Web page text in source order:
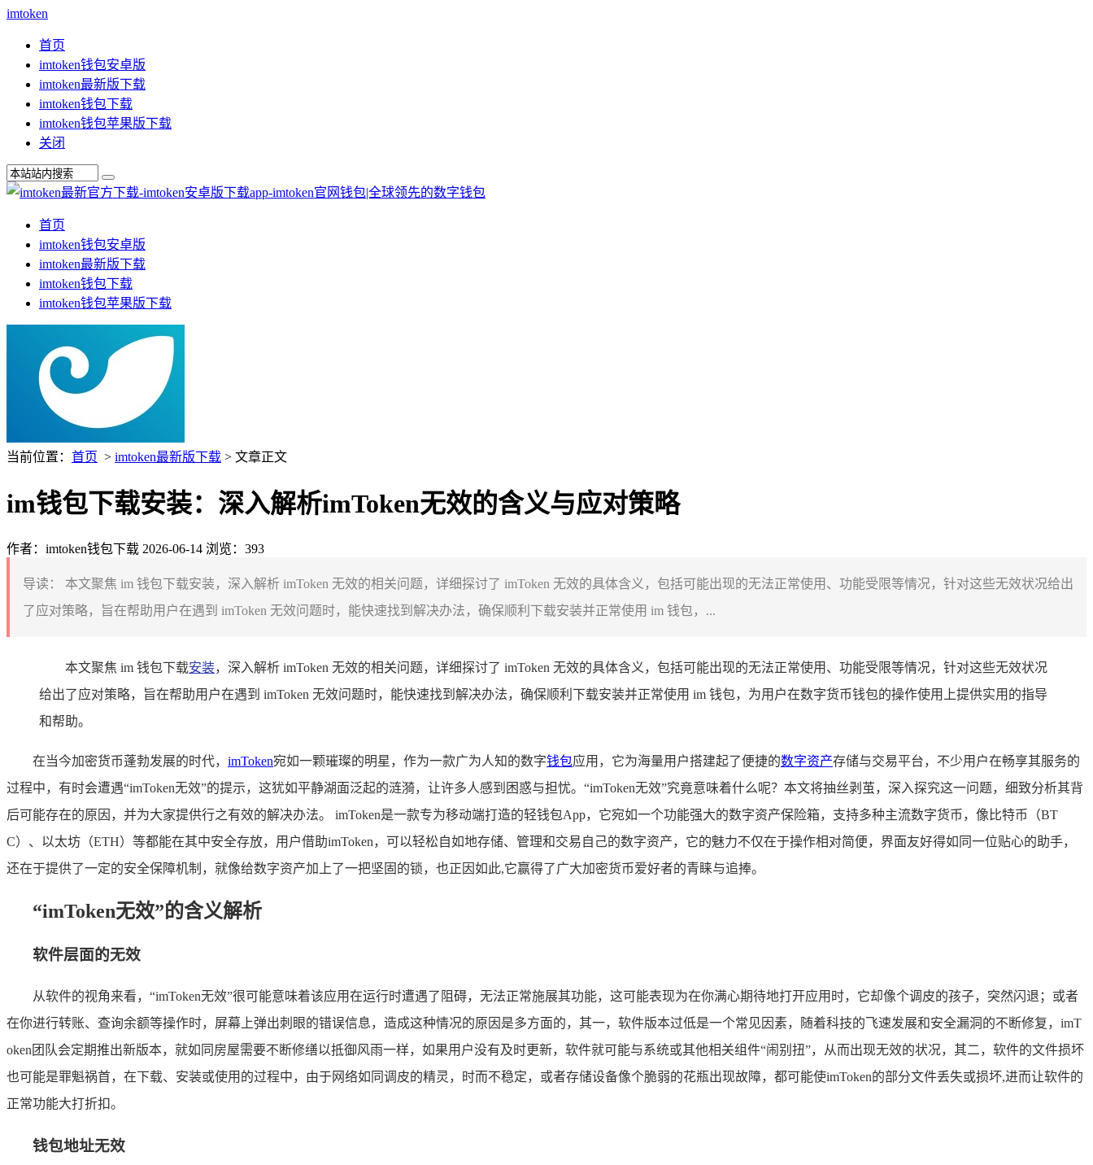
imtoken
首页
imtoken钱包安卓版
imtoken最新版下载
imtoken钱包下载
imtoken钱包苹果版下载
关闭
首页
imtoken钱包安卓版
imtoken最新版下载
imtoken钱包下载
imtoken钱包苹果版下载
当前位置： 首页 > imtoken最新版下载 > 文章正文
im钱包下载安装：深入解析imToken无效的含义与应对策略
作者：imtoken钱包下载 2026-06-14 浏览：393
导读：
本文聚焦 im 钱包下载安装，深入解析 imToken 无效的相关问题，详细探讨了 imToken 无效的具体含义，包括可能出现的无法正常使用、功能受限等情况，针对这些无效状况给出
了应对策略，旨在帮助用户在遇到 imToken 无效问题时，能快速找到解决办法，确保顺利下载安装并正常使用 im 钱包，...
本文聚焦 im 钱包下载安装，深入解析 imToken 无效的相关问题，详细探讨了 imToken 无效的具体含义，包括可能出现的无法正常使用、功能受限等情况，针对这些无效状况
给出了应对策略，旨在帮助用户在遇到 imToken 无效问题时，能快速找到解决办法，确保顺利下载安装并正常使用 im 钱包，为用户在数字货币钱包的操作使用上提供实用的指导
和帮助。
在当今加密货币蓬勃发展的时代， imToken宛如一颗璀璨的明星，作为一款广为人知的数字钱包应用，它为海量用户搭建起了便捷的数字资产存储与交易平台，不少用户在畅享其服务的
过程中，有时会遭遇“imToken无效”的提示，这犹如平静湖面泛起的涟漪，让许多人感到困惑与担忧。“imToken无效”究竟意味着什么呢？本文将抽丝剥茧，深入探究这一问题，细致分析其背
后可能存在的原因，并为大家提供行之有效的解决办法。 imToken是一款专为移动端打造的轻钱包App，它宛如一个功能强大的数字资产保险箱，支持多种主流数字货币，像比特币（BT
C）、以太坊（ETH）等都能在其中安全存放，用户借助imToken，可以轻松自如地存储、管理和交易自己的数字资产，它的魅力不仅在于操作相对简便，界面友好得如同一位贴心的助手，
还在于提供了一定的安全保障机制，就像给数字资产加上了一把坚固的锁，也正因如此,它赢得了广大加密货币爱好者的青睐与追捧。
“imToken无效”的含义解析
软件层面的无效
从软件的视角来看，“imToken无效”很可能意味着该应用在运行时遭遇了阻碍，无法正常施展其功能，这可能表现为在你满心期待地打开应用时，它却像个调皮的孩子，突然闪退；或者
在你进行转账、查询余额等操作时，屏幕上弹出刺眼的错误信息，造成这种情况的原因是多方面的，其一，软件版本过低是一个常见因素，随着科技的飞速发展和安全漏洞的不断修复，imT
oken团队会定期推出新版本，就如同房屋需要不断修缮以抵御风雨一样，如果用户没有及时更新，软件就可能与系统或其他相关组件“闹别扭”，从而出现无效的状况，其二，软件的文件损坏
也可能是罪魁祸首，在下载、安装或使用的过程中，由于网络如同调皮的精灵，时而不稳定，或者存储设备像个脆弱的花瓶出现故障，都可能使imToken的部分文件丢失或损坏,进而让软件的
正常功能大打折扣。
钱包地址无效